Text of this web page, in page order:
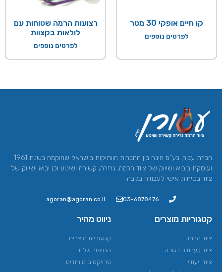
קו חיים אופקי 30 מטר
לפרטים נוספים
רצועות הרמה שטוחות עם
לולאות בקצוות
לפרטים נוספים
חברת עגורן בע"מ הינה בין החברות הוותיקות בישראל שהוקמה בשנת 1961
ועוסקת ביבוא ושיווק של ציוד הרמה, גרירה, קשירה ושינוע וכן יבוא ושיווק של
ציוד בטיחות אישי לעבודה בגובה.
03-6878476
agoran@agoran.co.il
קטגוריות מוצרים
ציוד הרמה​
ציוד לעבודה בגובה
ציוד ייעודי
ניווט מהיר
קטגוריות מוצרים
הסיפור שלנו
פרויקטים מיוחדים